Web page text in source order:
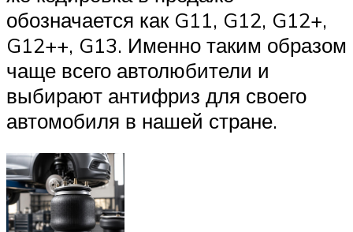
обозначается как G11, G12, G12+,
G12++, G13. Именно таким образом
чаще всего автолюбители и
выбирают антифриз для своего
автомобиля в нашей стране.